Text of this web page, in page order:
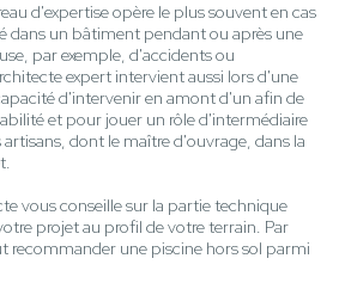
d'expertise opère le plus souvent en cas
dans un bâtiment pendant ou après une
par exemple, d'accidents ou
expert intervient aussi lors d'une
d'intervenir en amont d'un afin de
et pour jouer un rôle d'intermédiaire
dont le maître d'ouvrage, dans la
vous conseille sur la partie technique
projet au profil de votre terrain. Par
recommander une piscine hors sol parmi